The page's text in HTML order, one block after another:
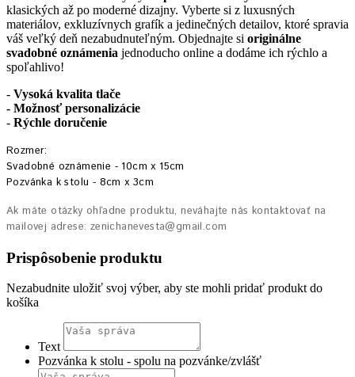
klasických až po moderné dizajny. Vyberte si z luxusných
materiálov, exkluzívnych grafík a jedinečných detailov, ktoré spravia
váš veľký deň nezabudnuteľným. Objednajte si originálne
svadobné oznámenia jednoducho online a dodáme ich rýchlo a
spoľahlivo!
- Vysoká kvalita tlače
- Možnosť personalizácie
- Rýchle doručenie
Rozmer:
Svadobné oznámenie - 10cm x 15cm
Pozvánka k stolu - 8cm x 3cm
Ak máte otázky ohľadne produktu, neváhajte nás kontaktovať na
mailovej adrese: zenichanevesta@gmail.com
Prispôsobenie produktu
Nezabudnite uložiť svoj výber, aby ste mohli pridať produkt do
košíka
Text
Pozvánka k stolu - spolu na pozvánke/zvlášť